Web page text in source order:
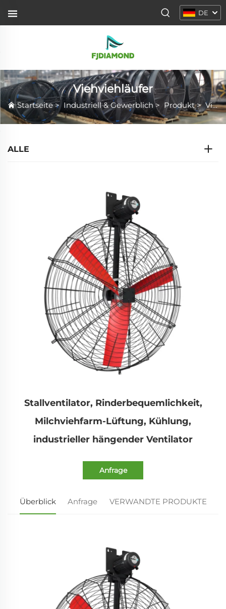
DE
Viehviehläufer
Startseite> Industriell & Gewerblich> Produkt>Viehviehläufer
ALLE
Stallventilator, Rinderbequemlichkeit,
Milchviehfarm-Lüftung, Kühlung,
industrieller hängender Ventilator
Anfrage
Überblick Anfrage VERWANDTE PRODUKTE